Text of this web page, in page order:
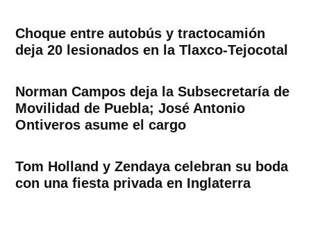
Choque entre autobús y tractocamión
deja 20 lesionados en la Tlaxco-Tejocotal
Norman Campos deja la Subsecretaría de
Movilidad de Puebla; José Antonio
Ontiveros asume el cargo
Tom Holland y Zendaya celebran su boda
con una fiesta privada en Inglaterra